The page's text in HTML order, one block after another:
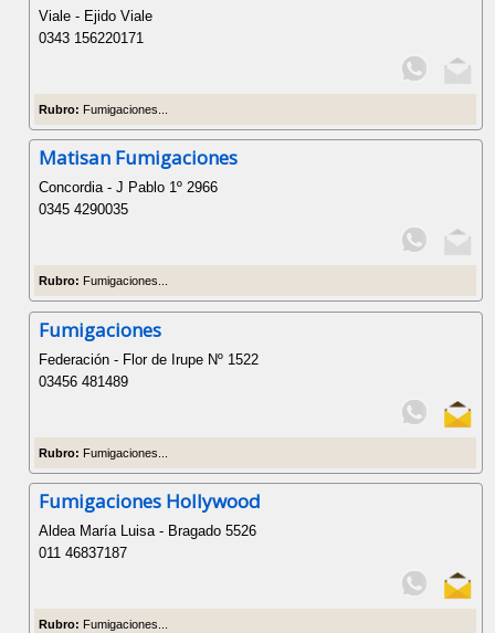
Viale - Ejido Viale
0343 156220171
Rubro: Fumigaciones...
Matisan Fumigaciones
Concordia - J Pablo 1º 2966
0345 4290035
Rubro: Fumigaciones...
Fumigaciones
Federación - Flor de Irupe Nº 1522
03456 481489
Rubro: Fumigaciones...
Fumigaciones Hollywood
Aldea María Luisa - Bragado 5526
011 46837187
Rubro: Fumigaciones...